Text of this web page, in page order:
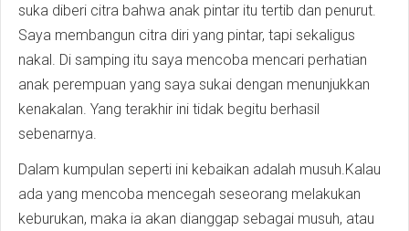
suka diberi citra bahwa anak pintar itu tertib dan penurut.
Saya membangun citra diri yang pintar, tapi sekaligus
nakal. Di samping itu saya mencoba mencari perhatian
anak perempuan yang saya sukai dengan menunjukkan
kenakalan. Yang terakhir ini tidak begitu berhasil
sebenarnya.
Dalam kumpulan seperti ini kebaikan adalah musuh.Kalau
ada yang mencoba mencegah seseorang melakukan
keburukan, maka ia akan dianggap sebagai musuh, atau